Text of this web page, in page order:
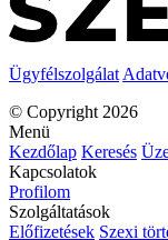
Ügyfélszolgálat
© Copyright 2026
Menü
Kezdőlap Keresés
Kapcsolatok
Profilom
Szolgáltatások
Előfizetések Szexi